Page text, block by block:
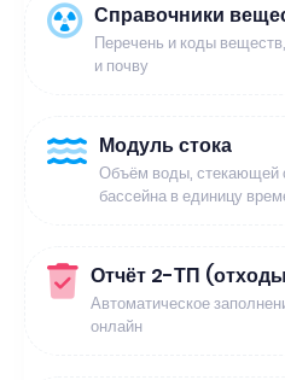
Справочники
Перечень и коды
и почву
Модуль стока
Объём воды, стекающей
бассейна в единицу
Отчёт 2-ТП
Автоматическое
онлайн